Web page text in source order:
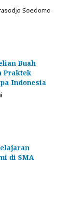
Soedomo
Buah
Praktek
Indonesia
di SMA